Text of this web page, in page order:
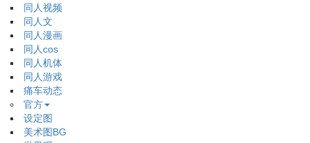
同人视频
同人文
同人漫画
同人cos
同人机体
同人游戏
痛车动态
官方
设定图
美术图BG